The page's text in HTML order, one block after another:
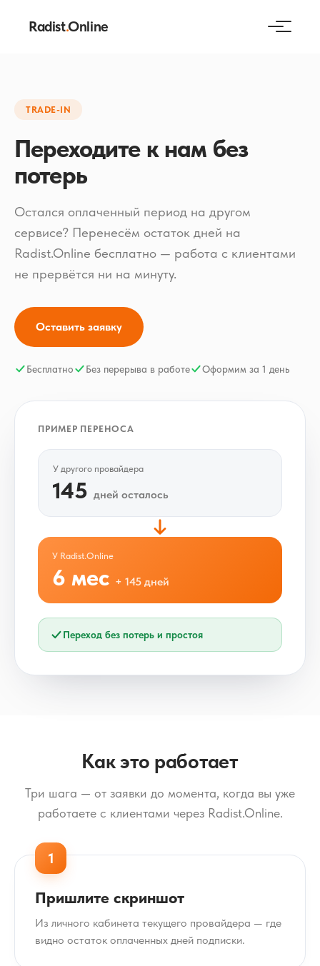
Radist.Online
TRADE-IN
Переходите к нам без
потерь
Остался оплаченный период на другом
сервисе? Перенесём остаток дней на
Radist.Online бесплатно — работа с клиентами
не прервётся ни на минуту.
Оставить заявку
Бесплатно Без перерыва в работе Оформим за 1 день
ПРИМЕР ПЕРЕНОСА
У другого провайдера
145 дней осталось
У Radist.Online
6 мес + 145 дней
Переход без потерь и простоя
Как это работает
Три шага — от заявки до момента, когда вы уже
работаете с клиентами через Radist.Online.
1
Пришлите скриншот
Из личного кабинета текущего провайдера — где
видно остаток оплаченных дней подписки.